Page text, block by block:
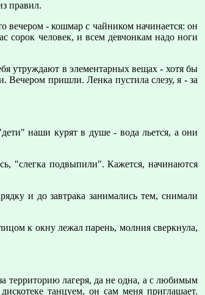
правил.
- кошмар с чайником начинается: он
сорок человек, и всем девчонкам надо ноги
утруждают в элементарных вещах - хотя бы
Вечером пришли. Ленка пустила слезу, я - за
наши курят в душе - вода льется, а они
"слегка подвыпили". Кажется, начинаются
и до завтрака занимались тем, снимали
к окну лежал парень, молния сверкнула,
территорию лагеря, да не одна, а с любимым
танцуем, он сам меня приглашает.